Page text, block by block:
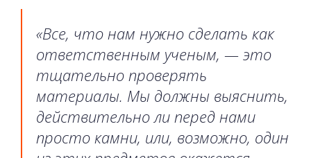
«Все, что нам нужно сделать как
ответственным ученым, — это
тщательно проверять
материалы. Мы должны выяснить,
действительно ли перед нами
просто камни, или, возможно, один